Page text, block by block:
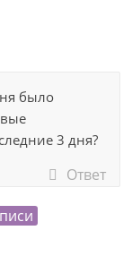
было
3 дня?
Ответ